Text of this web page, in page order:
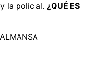
la policial. ¿QUÉ ES